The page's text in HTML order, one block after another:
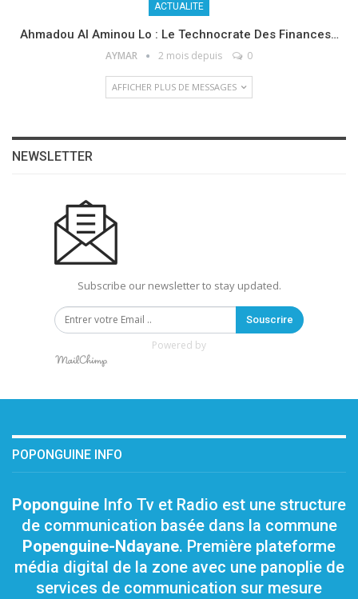
ACTUALITE
Ahmadou Al Aminou Lo : Le Technocrate Des Finances…
AYMAR 2 mois depuis 0
AFFICHER PLUS DE MESSAGES
NEWSLETTER
Subscribe our newsletter to stay updated.
Souscrire
Powered by
POPONGUINE INFO
Poponguine Info Tv et Radio est une structure
de communication basée dans la commune
Popenguine-Ndayane. Première plateforme
média digital de la zone avec une panoplie de
services de communication sur mesure